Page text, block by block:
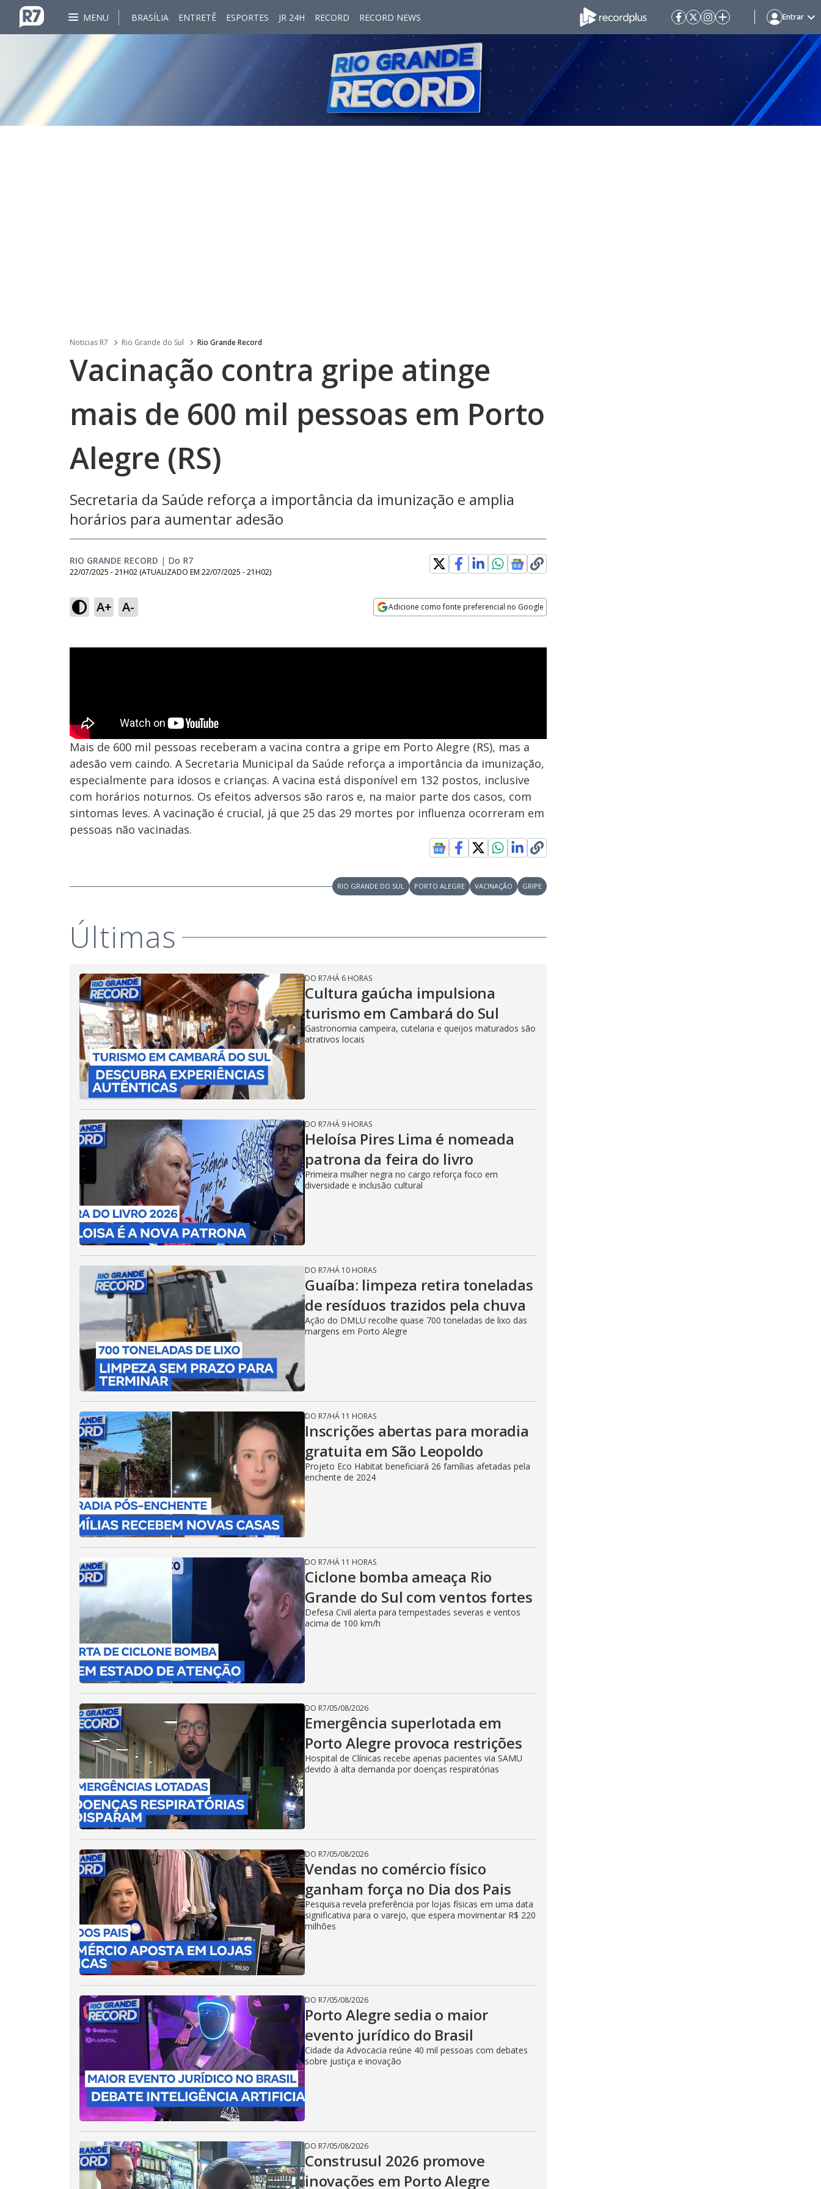
MENU BRASÍLIA ENTRETÊ ESPORTES JR 24H RECORD RECORD NEWS Entrar
Noticias R7 Rio Grande do Sul Rio Grande Record
Vacinação contra gripe atinge
mais de 600 mil pessoas em Porto
Alegre (RS)
Secretaria da Saúde reforça a importância da imunização e amplia
horários para aumentar adesão
RIO GRANDE RECORD | Do R7
22/07/2025 - 21H02 (ATUALIZADO EM 22/07/2025 - 21H02)
A+ A- Adicione como fonte preferencial no Google
Mais de 600 mil pessoas receberam a vacina contra a gripe em Porto Alegre (RS), mas a
adesão vem caindo. A Secretaria Municipal da Saúde reforça a importância da imunização,
especialmente para idosos e crianças. A vacina está disponível em 132 postos, inclusive
com horários noturnos. Os efeitos adversos são raros e, na maior parte dos casos, com
sintomas leves. A vacinação é crucial, já que 25 das 29 mortes por influenza ocorreram em
pessoas não vacinadas.
RIO GRANDE DO SUL PORTO ALEGRE VACINAÇÃO GRIPE
Últimas
DO R7/HÁ 6 HORAS
Cultura gaúcha impulsiona
turismo em Cambará do Sul
Gastronomia campeira, cutelaria e queijos maturados são
atrativos locais
DO R7/HÁ 9 HORAS
Heloísa Pires Lima é nomeada
patrona da feira do livro
Primeira mulher negra no cargo reforça foco em
diversidade e inclusão cultural
DO R7/HÁ 10 HORAS
Guaíba: limpeza retira toneladas
de resíduos trazidos pela chuva
Ação do DMLU recolhe quase 700 toneladas de lixo das
margens em Porto Alegre
DO R7/HÁ 11 HORAS
Inscrições abertas para moradia
gratuita em São Leopoldo
Projeto Eco Habitat beneficiará 26 famílias afetadas pela
enchente de 2024
DO R7/HÁ 11 HORAS
Ciclone bomba ameaça Rio
Grande do Sul com ventos fortes
Defesa Civil alerta para tempestades severas e ventos
acima de 100 km/h
DO R7/05/08/2026
Emergência superlotada em
Porto Alegre provoca restrições
Hospital de Clínicas recebe apenas pacientes via SAMU
devido à alta demanda por doenças respiratórias
DO R7/05/08/2026
Vendas no comércio físico
ganham força no Dia dos Pais
Pesquisa revela preferência por lojas físicas em uma data
significativa para o varejo, que espera movimentar R$ 220
milhões
DO R7/05/08/2026
Porto Alegre sedia o maior
evento jurídico do Brasil
Cidade da Advocacia reúne 40 mil pessoas com debates
sobre justiça e inovação
DO R7/05/08/2026
Construsul 2026 promove
inovações em Porto Alegre